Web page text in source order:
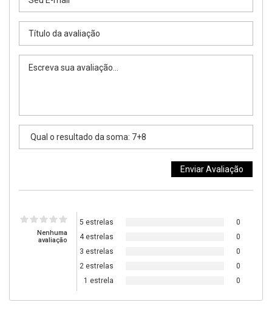
Nenhuma
avaliação
5 estrelas
0
4 estrelas
0
3 estrelas
0
2 estrelas
0
1 estrela
0